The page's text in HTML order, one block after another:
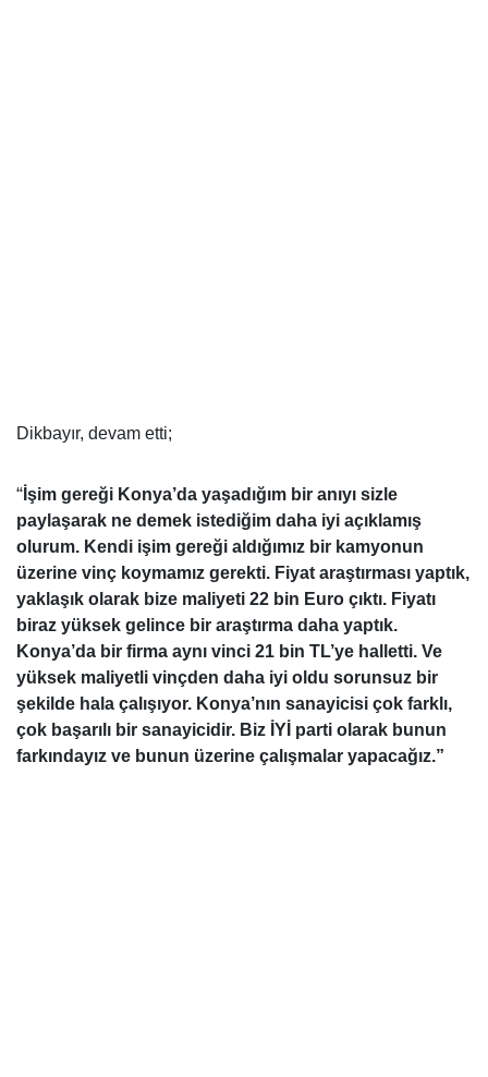
Dikbayır, devam etti;
“ İşim gereği Konya’da yaşadığım bir anıyı sizle
paylaşarak ne demek istediğim daha iyi açıklamış
olurum. Kendi işim gereği aldığımız bir kamyonun
üzerine vinç koymamız gerekti. Fiyat araştırması yaptık,
yaklaşık olarak bize maliyeti 22 bin Euro çıktı. Fiyatı
biraz yüksek gelince bir araştırma daha yaptık.
Konya’da bir firma aynı vinci 21 bin TL’ye halletti. Ve
yüksek maliyetli vinçden daha iyi oldu sorunsuz bir
şekilde hala çalışıyor. Konya’nın sanayicisi çok farklı,
çok başarılı bir sanayicidir. Biz İYİ parti olarak bunun
farkındayız ve bunun üzerine çalışmalar yapacağız.”